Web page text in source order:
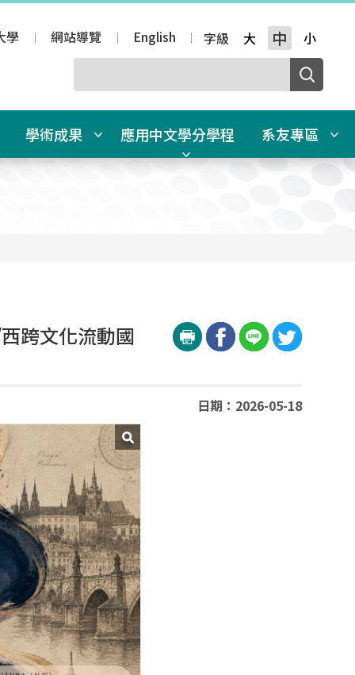
學 網站導覽 English 字級 大 中 小
學術成果 應用中文學分學程 系友專區
跨文化流動國
日期：2026-05-18